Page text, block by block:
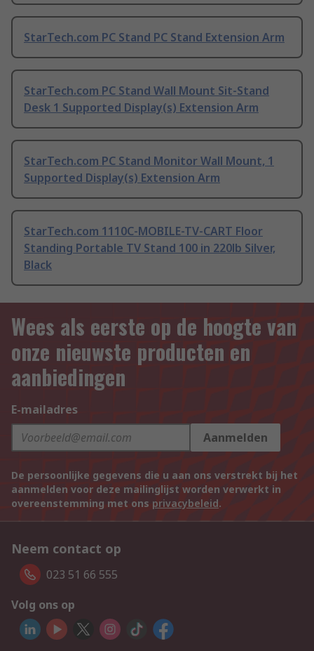
StarTech.com PC Stand PC Stand Extension Arm
StarTech.com PC Stand Wall Mount Sit-Stand
Desk 1 Supported Display(s) Extension Arm
StarTech.com PC Stand Monitor Wall Mount, 1
Supported Display(s) Extension Arm
StarTech.com 1110C-MOBILE-TV-CART Floor
Standing Portable TV Stand 100 in 220lb Silver,
Black
Wees als eerste op de hoogte van
onze nieuwste producten en
aanbiedingen
E-mailadres
Aanmelden
De persoonlijke gegevens die u aan ons verstrekt bij het
aanmelden voor deze mailinglijst worden verwerkt in
overeenstemming met ons privacybeleid.
Neem contact op
023 51 66 555
Volg ons op